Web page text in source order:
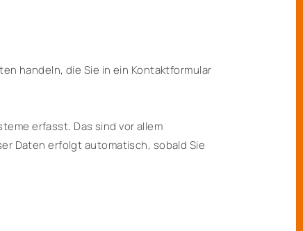
handeln, die Sie in ein Kontaktformular
erfasst. Das sind vor allem
Daten erfolgt automatisch, sobald Sie